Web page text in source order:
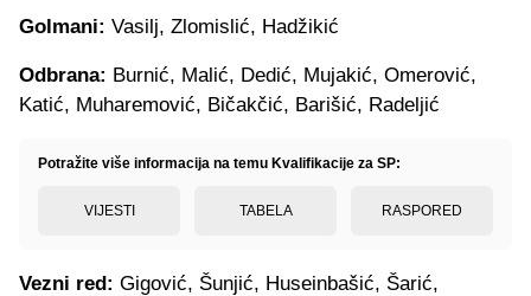
Golmani: Vasilj, Zlomislić, Hadžikić
Odbrana: Burnić, Malić, Dedić, Mujakić, Omerović,
Katić, Muharemović, Bičakčić, Barišić, Radeljić
Potražite više informacija na temu Kvalifikacije za SP:
VIJESTI TABELA RASPORED
Vezni red: Gigović, Šunjić, Huseinbašić, Šarić,